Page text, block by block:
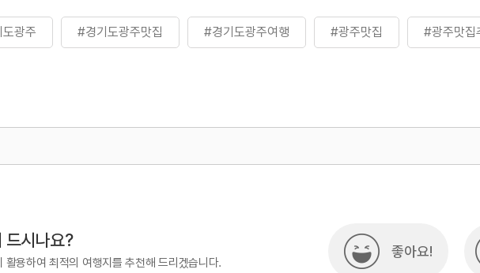
광주 #경기도광주맛집 #경기도광주여행 #광주맛집 #광주맛집
드시나요?
용하여 최적의 여행지를 추천해 드리겠습니다.
좋아요!